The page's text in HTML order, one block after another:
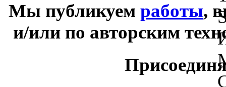
Мы публикуем работы,
и/или по авторским